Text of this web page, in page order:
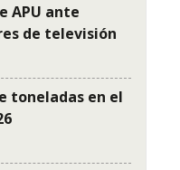
APU ante
de televisión
toneladas en el